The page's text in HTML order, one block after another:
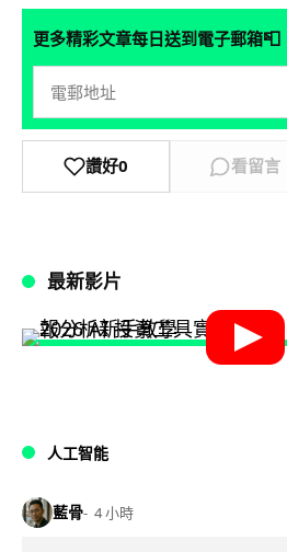
更多精彩文章每日送到電子郵箱📮
讚好0 看留言
最新影片
人工智能
藍骨 4 小時